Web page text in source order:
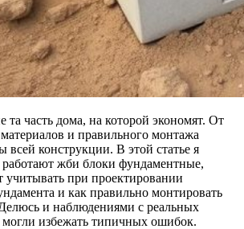
часть дома, на которой экономят. От
и правильного монтажа
всей конструкции. В этой статье я
работают жби блоки фундаментные,
учитывать при проектировании
и как правильно монтировать
и наблюдениями с реальных
избежать типичных ошибок.